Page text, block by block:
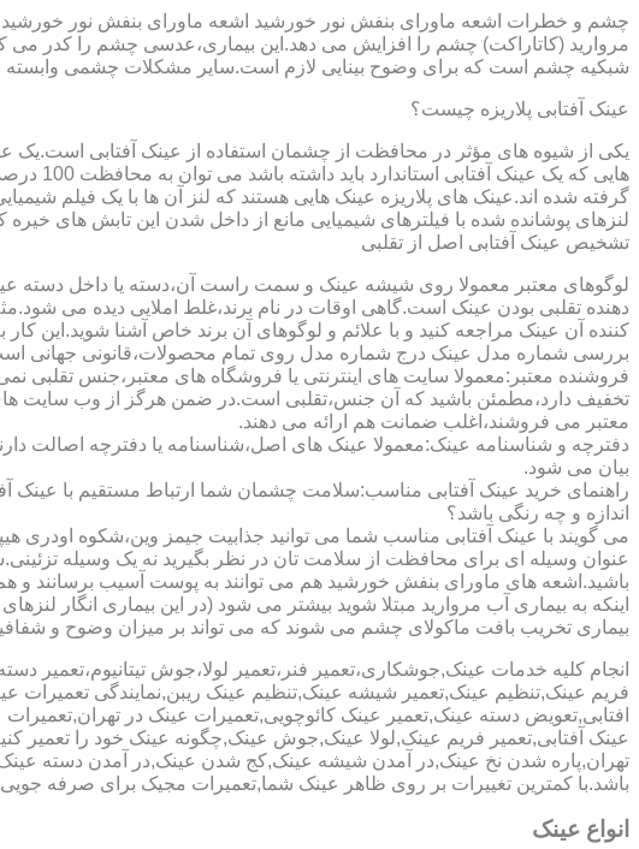
مروارید (کاتاراکت) چشم را افزایش می دهد.این بیماری،عدسی چشم را کدر می
شبکیه چشم است که برای وضوح بینایی لازم است.سایر مشکلات چشمی
عینک آفتابی پلاریزه چیست؟
یکی از شیوه های مؤثر در محافظت از چشمان استفاده از عینک آفتابی است.یک
هایی
گرفته شده اند.عینک های پلاریزه عینک هایی هستند که لنز آن ها با یک فیلم
لنزهای پوشانده شده با فیلترهای شیمیایی مانع از داخل شدن این تابش های
تشخیص عینک آفتابی اصل از تقلبی
لوگوهای معتبر معمولا روی شیشه عینک و سمت راست آن،دسته یا داخل دسته عینک
دهنده تقلبی بودن عینک است.گاهی اوقات در نام برند،غلط املایی دیده می
کننده آن عینک مراجعه کنید و با علائم و لوگوهای آن برند خاص آشنا شوید.این
بررسی شماره مدل عینک درج شماره مدل روی تمام محصولات،قانونی جهانی
فروشنده معتبر:معمولا سایت های اینترنتی یا فروشگاه های معتبر،جنس
تخفیف دارد،مطمئن باشید که آن جنس،تقلبی است.در ضمن هرگز از وب سایت
معتبر می فروشند،اغلب ضمانت هم ارائه می دهند.
دفترچه و شناسنامه عینک:معمولا عینک های اصل،شناسنامه یا دفترچه اصالت
بیان می شود.
راهنمای خرید عینک آفتابی مناسب:سلامت چشمان شما ارتباط مستقیم با عینک
اندازه و چه رنگی باشد؟
می گویند با عینک آفتابی مناسب شما می توانید جذابیت جیمز وین،شکوه اودری
عنوان وسیله ای برای محافظت از سلامت تان در نظر بگیرید نه یک وسیله
باشید.اشعه های ماورای بنفش خورشید هم می توانند به پوست آسیب برسانند
اینکه به بیماری آب مروارید مبتلا شوید بیشتر می شود (در این بیماری
بیماری تخریب بافت ماکولای چشم می شوند که می تواند بر میزان وضوح و
انجام کلیه خدمات عینک,جوشکاری،تعمیر فنر،تعمیر لولا،جوش
فریم عینک,تنظیم عینک,تعمیر شیشه عینک,تنظیم عینک ریبن,نمایندگی
افتابی,تعویض دسته عینک,تعمیر عینک کائوچویی,تعمیرات عینک در
عینک آفتابی,تعمیر فریم عینک,لولا عینک,جوش عینک,چگونه عینک خود را تعمیر
تهران,پاره شدن نخ عینک,در آمدن شیشه عینک,کج شدن عینک,در آمدن دسته
باشد.با کمترین تغییرات بر روی ظاهر عینک شما,تعمیرات مجیک برای صرفه
انواع عینک